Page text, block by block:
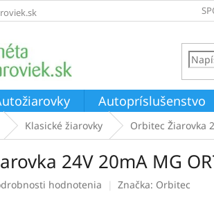
Autopríslušenstvo
Klasické žiarovky Orbitec Žiarovka
24V 20mA MG
hodnotenia Značka: Orbitec